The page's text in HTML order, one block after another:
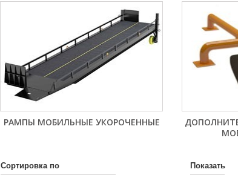
РАМПЫ МОБИЛЬНЫЕ УКОРОЧЕННЫЕ
Сортировка по Показать
Способ доставки*
Самовывоз
Время доставки: стоимость доставки по
оплачивается при получении
Адрес если нужен